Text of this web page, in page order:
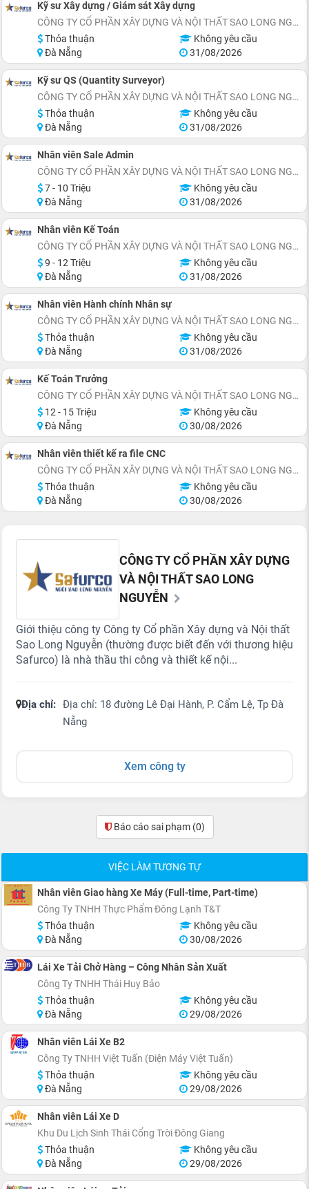
Kỹ sư Xây dựng / Giám sát Xây dựng
CÔNG TY CỔ PHẦN XÂY DỰNG VÀ NỘI THẤT SAO LONG NGUYỄN
Thỏa thuận
Không yêu cầu
Đà Nẵng
31/08/2026
Kỹ sư QS (Quantity Surveyor)
CÔNG TY CỔ PHẦN XÂY DỰNG VÀ NỘI THẤT SAO LONG NGUYỄN
Thỏa thuận
Không yêu cầu
Đà Nẵng
31/08/2026
Nhân viên Sale Admin
CÔNG TY CỔ PHẦN XÂY DỰNG VÀ NỘI THẤT SAO LONG NGUYỄN
7 - 10 Triệu
Không yêu cầu
Đà Nẵng
31/08/2026
Nhân viên Kế Toán
CÔNG TY CỔ PHẦN XÂY DỰNG VÀ NỘI THẤT SAO LONG NGUYỄN
9 - 12 Triệu
Không yêu cầu
Đà Nẵng
31/08/2026
Nhân viên Hành chính Nhân sự
CÔNG TY CỔ PHẦN XÂY DỰNG VÀ NỘI THẤT SAO LONG NGUYỄN
Thỏa thuận
Không yêu cầu
Đà Nẵng
31/08/2026
Kế Toán Trưởng
CÔNG TY CỔ PHẦN XÂY DỰNG VÀ NỘI THẤT SAO LONG NGUYỄN
12 - 15 Triệu
Không yêu cầu
Đà Nẵng
30/08/2026
Nhân viên thiết kế ra file CNC
CÔNG TY CỔ PHẦN XÂY DỰNG VÀ NỘI THẤT SAO LONG NGUYỄN
Thỏa thuận
Không yêu cầu
Đà Nẵng
30/08/2026
CÔNG TY CỔ PHẦN XÂY DỰNG
VÀ NỘI THẤT SAO LONG
NGUYỄN
Giới thiệu công ty Công ty Cổ phần Xây dựng và Nội thất
Sao Long Nguyễn (thường được biết đến với thương hiệu
Safurco) là nhà thầu thi công và thiết kế nội...
Địa chỉ: Địa chỉ: 18 đường Lê Đại Hành, P. Cẩm Lệ, Tp Đà
Nẵng
Xem công ty
Báo cáo sai phạm (0)
VIỆC LÀM TƯƠNG TỰ
Nhân viên Giao hàng Xe Máy (Full-time, Part-time)
Công Ty TNHH Thực Phẩm Đông Lạnh T&T
Thỏa thuận
Không yêu cầu
Đà Nẵng
30/08/2026
Lái Xe Tải Chở Hàng – Công Nhân Sản Xuất
Công Ty TNHH Thái Huy Bảo
Thỏa thuận
Không yêu cầu
Đà Nẵng
29/08/2026
Nhân viên Lái Xe B2
Công Ty TNHH Việt Tuấn (Điện Máy Việt Tuấn)
Thỏa thuận
Không yêu cầu
Đà Nẵng
29/08/2026
Nhân viên Lái Xe D
Khu Du Lịch Sinh Thái Cổng Trời Đông Giang
Thỏa thuận
Không yêu cầu
Đà Nẵng
29/08/2026